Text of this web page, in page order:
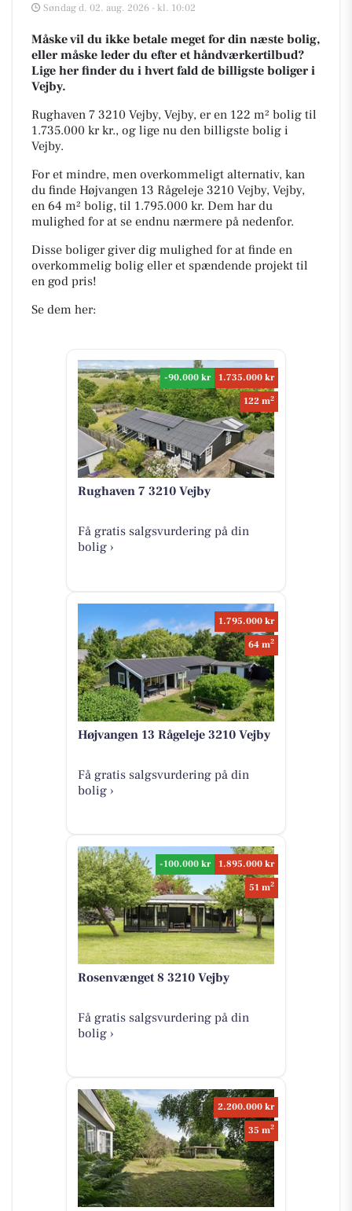
Søndag d. 02. aug. 2026 - kl. 10:02
Måske vil du ikke betale meget for din næste bolig,
eller måske leder du efter et håndværkertilbud?
Lige her finder du i hvert fald de billigste boliger i
Vejby.
Rughaven 7 3210 Vejby, Vejby, er en 122 m² bolig til
1.735.000 kr kr., og lige nu den billigste bolig i
Vejby.
For et mindre, men overkommeligt alternativ, kan
du finde Højvangen 13 Rågeleje 3210 Vejby, Vejby,
en 64 m² bolig, til 1.795.000 kr. Dem har du
mulighed for at se endnu nærmere på nedenfor.
Disse boliger giver dig mulighed for at finde en
overkommelig bolig eller et spændende projekt til
en god pris!
Se dem her:
-90.000 kr
1.735.000 kr
122 m2
Rughaven 7 3210 Vejby
Få gratis salgsvurdering på din
bolig ›
1.795.000 kr
64 m2
Højvangen 13 Rågeleje 3210 Vejby
Få gratis salgsvurdering på din
bolig ›
-100.000 kr
1.895.000 kr
51 m2
Rosenvænget 8 3210 Vejby
Få gratis salgsvurdering på din
bolig ›
2.200.000 kr
35 m2